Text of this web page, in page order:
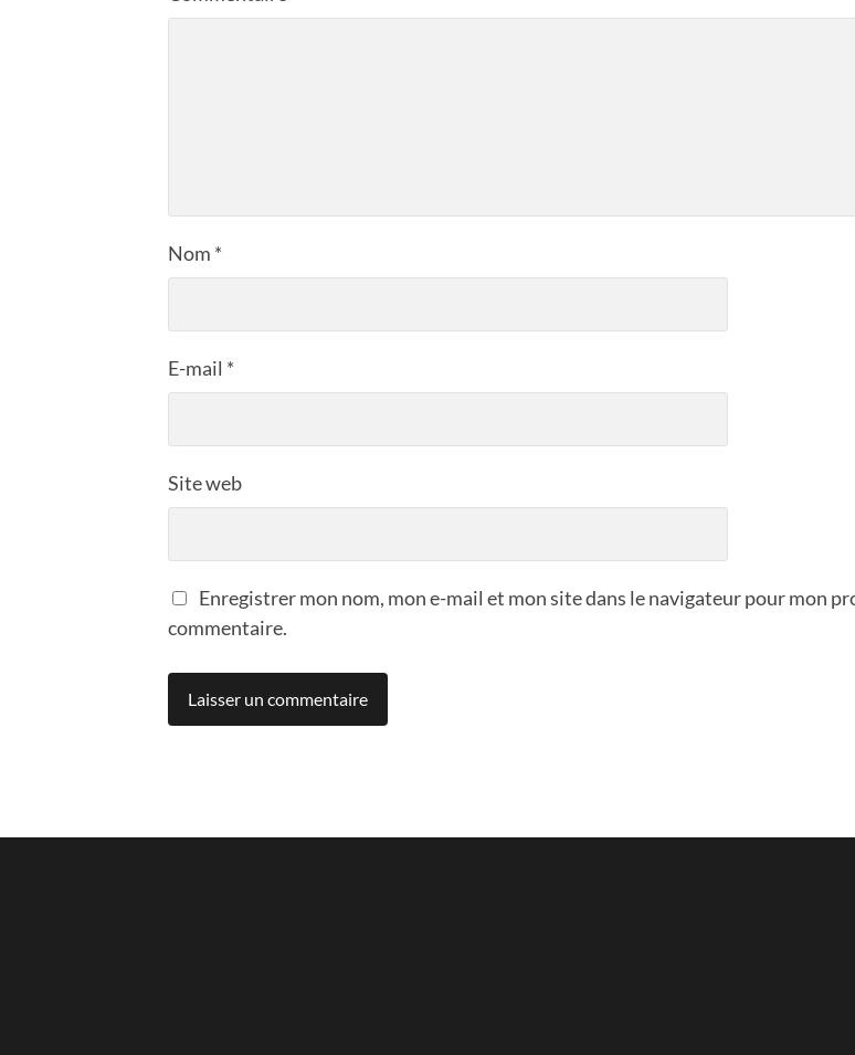
Nom *
E-mail *
Site web
Enregistrer mon nom, mon e-mail et mon site dans le navigateur pour mon
commentaire.